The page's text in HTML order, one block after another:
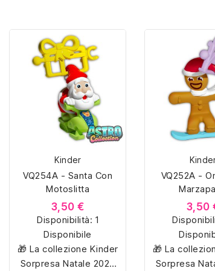
Kinder
VQ254A - Santa Con
Motoslitta
3,50 €
Disponibilità: 1
Disponibile
🎁 La collezione Kinder
Sorpresa Natale 2025
VQ252A -
3,50
🎁 La
Sorpresa